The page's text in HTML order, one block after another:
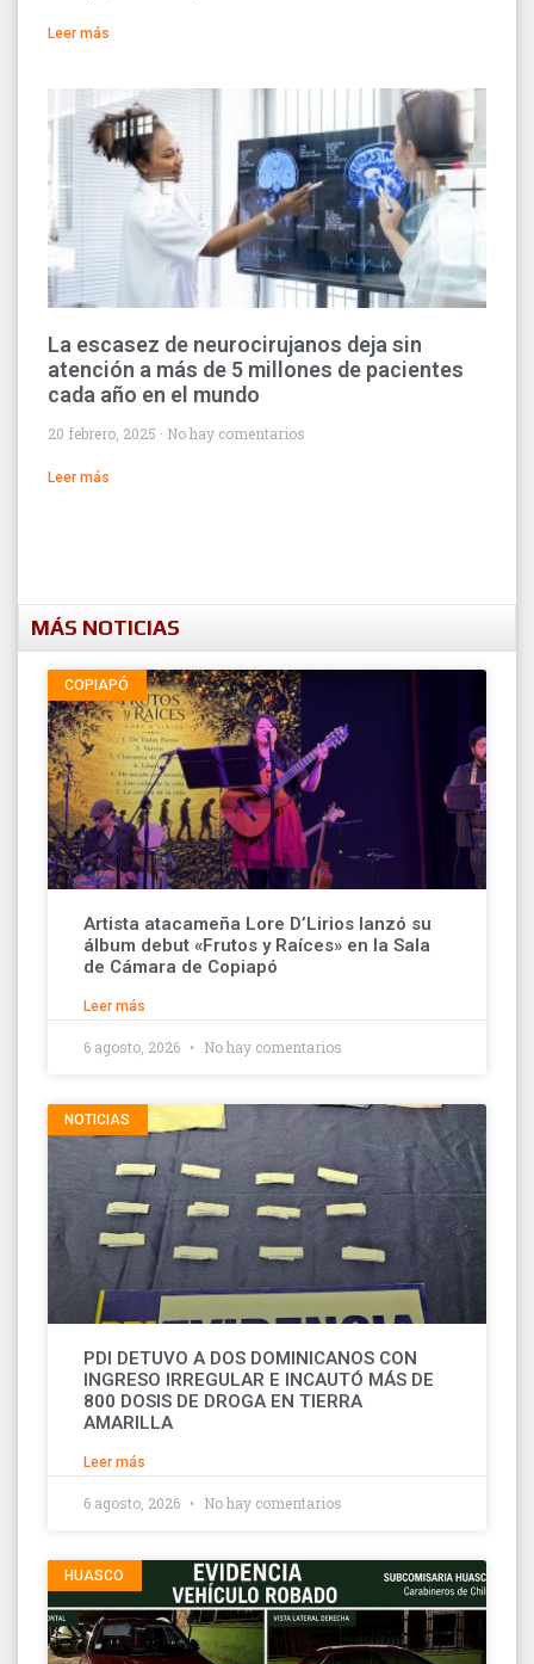
Leer más
La escasez de neurocirujanos deja sin
atención a más de 5 millones de pacientes
cada año en el mundo
20 febrero, 2025 No hay comentarios
Leer más
MÁS NOTICIAS
COPIAPÓ
Artista atacameña Lore D’Lirios lanzó su
álbum debut «Frutos y Raíces» en la Sala
de Cámara de Copiapó
Leer más
6 agosto, 2026 No hay comentarios
NOTICIAS
PDI DETUVO A DOS DOMINICANOS CON
INGRESO IRREGULAR E INCAUTÓ MÁS DE
800 DOSIS DE DROGA EN TIERRA
AMARILLA
Leer más
6 agosto, 2026 No hay comentarios
HUASCO